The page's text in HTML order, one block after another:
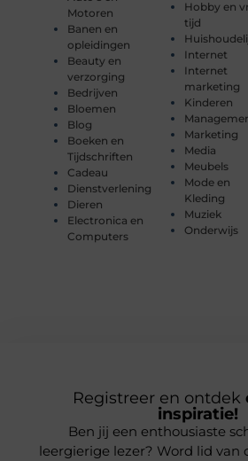
Motoren
Banen en
opleidingen
Beauty en
verzorging
Bedrijven
Bloemen
Blog
Boeken en
Tijdschriften
Cadeau
Dienstverlening
Dieren
Electronica en
Computers
Hobby en
tijd
Internet
Internet
marketing
Kinderen
Marketing
Media
Meubels
Mode en
Kleding
Muziek
Onderwijs
Registreer en ontdek
inspiratie!
Ben jij een enthousiaste
leergierige lezer? Word lid van